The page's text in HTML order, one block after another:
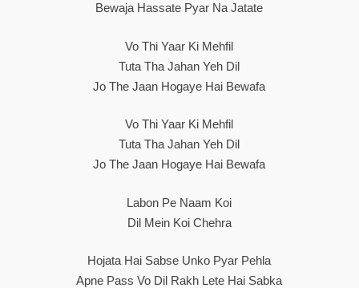
Bewaja Hassate Pyar Na Jatate
Vo Thi Yaar Ki Mehfil
Tuta Tha Jahan Yeh Dil
Jo The Jaan Hogaye Hai Bewafa
Vo Thi Yaar Ki Mehfil
Tuta Tha Jahan Yeh Dil
Jo The Jaan Hogaye Hai Bewafa
Labon Pe Naam Koi
Dil Mein Koi Chehra
Hojata Hai Sabse Unko Pyar Pehla
Apne Pass Vo Dil Rakh Lete Hai Sabka